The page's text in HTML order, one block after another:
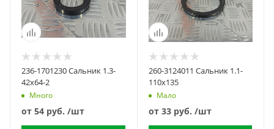
236-1701230 Сальник 1.3-
42х64-2
Много
от 54 руб. /шт
260-3124011 Сальник 1.1-
110х135
Мало
от 33 руб. /шт